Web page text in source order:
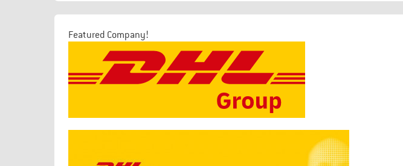
Featured Company!